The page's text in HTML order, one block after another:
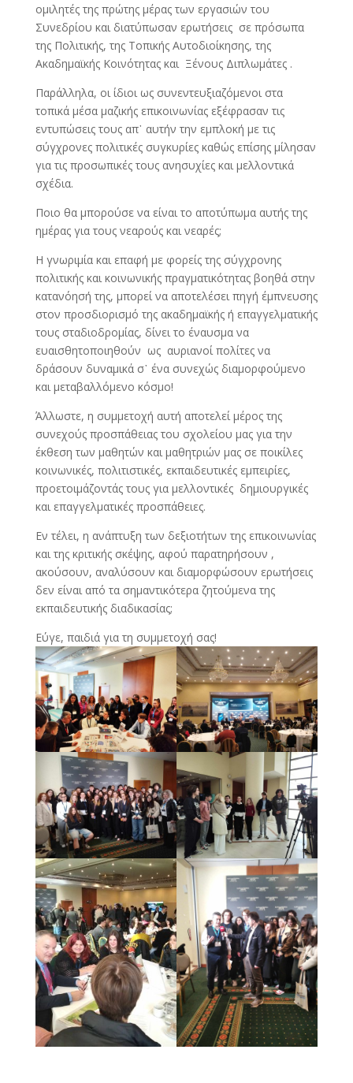
ομιλητές της πρώτης μέρας των εργασιών του
Συνεδρίου και διατύπωσαν ερωτήσεις σε πρόσωπα
της Πολιτικής, της Τοπικής Αυτοδιοίκησης, της
Ακαδημαϊκής Κοινότητας και Ξένους Διπλωμάτες .
Παράλληλα, οι ίδιοι ως συνεντευξιαζόμενοι στα
τοπικά μέσα μαζικής επικοινωνίας εξέφρασαν τις
εντυπώσεις τους απ᾿ αυτήν την εμπλοκή με τις
σύγχρονες πολιτικές συγκυρίες καθώς επίσης μίλησαν
για τις προσωπικές τους ανησυχίες και μελλοντικά
σχέδια.
Ποιο θα μπορούσε να είναι το αποτύπωμα αυτής της
ημέρας για τους νεαρούς και νεαρές;
Η γνωριμία και επαφή με φορείς της σύγχρονης
πολιτικής και κοινωνικής πραγματικότητας βοηθά στην
κατανόησή της, μπορεί να αποτελέσει πηγή έμπνευσης
στον προσδιορισμό της ακαδημαϊκής ή επαγγελματικής
τους σταδιοδρομίας, δίνει το έναυσμα να
ευαισθητοποιηθούν ως αυριανοί πολίτες να
δράσουν δυναμικά σ᾿ ένα συνεχώς διαμορφούμενο
και μεταβαλλόμενο κόσμο!
Άλλωστε, η συμμετοχή αυτή αποτελεί μέρος της
συνεχούς προσπάθειας του σχολείου μας για την
έκθεση των μαθητών και μαθητριών μας σε ποικίλες
κοινωνικές, πολιτιστικές, εκπαιδευτικές εμπειρίες,
προετοιμάζοντάς τους για μελλοντικές δημιουργικές
και επαγγελματικές προσπάθειες.
Εν τέλει, η ανάπτυξη των δεξιοτήτων της επικοινωνίας
και της κριτικής σκέψης, αφού παρατηρήσουν ,
ακούσουν, αναλύσουν και διαμορφώσουν ερωτήσεις
δεν είναι από τα σημαντικότερα ζητούμενα της
εκπαιδευτικής διαδικασίας;
Εύγε, παιδιά για τη συμμετοχή σας!